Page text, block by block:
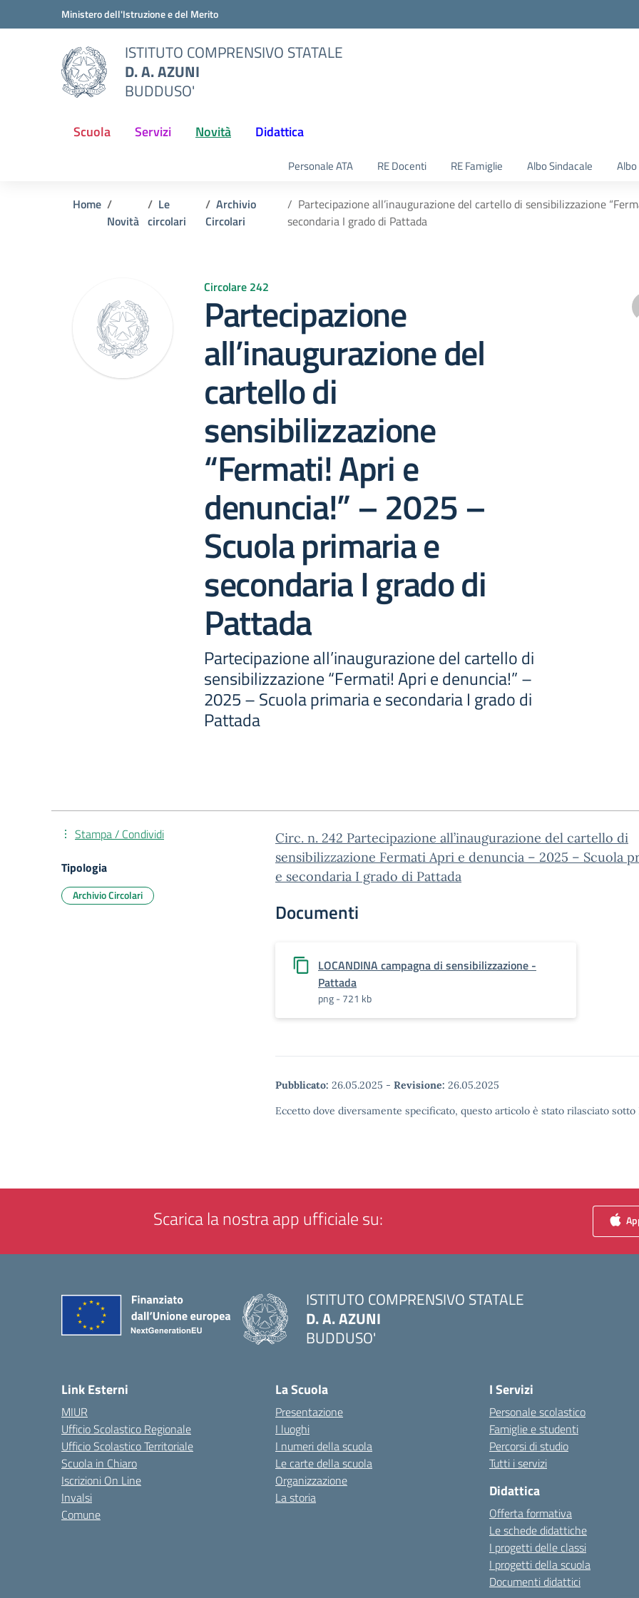
Vai ai contenuti
Vai al menu di navigazioneMinistero dell'Istruzione e del Merito
ISTITUTO COMPRENSIVO STATALE
D. A. AZUNI
BUDDUSO'
Scuola Servizi Novità Didattica
Personale ATA RE Docenti RE Famiglie Albo Sindacale
Home
Novità
Le
circolari
Archivio
Circolari
Partecipazione all’inaugurazione del cartello di sensibilizzazione
secondaria I grado di Pattada
Circolare 242
Partecipazione
all’inaugurazione del
cartello di
sensibilizzazione
“Fermati! Apri e
denuncia!” – 2025 –
Scuola primaria e
secondaria I grado di
Pattada
Partecipazione all’inaugurazione del cartello di
sensibilizzazione “Fermati! Apri e denuncia!” –
2025 – Scuola primaria e secondaria I grado di
Pattada
Circ. n. 242 Partecipazione all’inaugurazione del cartello di
sensibilizzazione Fermati Apri e denuncia – 2025 – Scuola
e secondaria I grado di Pattada
Documenti
LOCANDINA campagna di sensibilizzazione -
Pattada
png - 721 kb
Pubblicato: 26.05.2025 - Revisione: 26.05.2025
Eccetto dove diversamente specificato, questo articolo è stato rilasciato
Stampa / Condividi
Tipologia
Archivio Circolari
Scarica la nostra app ufficiale su:
ISTITUTO COMPRENSIVO STATALE
D. A. AZUNI
BUDDUSO'
Link Esterni
MIUR
Ufficio Scolastico Regionale
Ufficio Scolastico Territoriale
Scuola in Chiaro
Iscrizioni On Line
Invalsi
Comune
La Scuola
Presentazione
I luoghi
I numeri della scuola
Le carte della scuola
Organizzazione
La storia
I Servizi
Personale scolastico
Famiglie e studenti
Percorsi di studio
Tutti i servizi
Didattica
Offerta formativa
Le schede didattiche
I progetti delle classi
I progetti della scuola
Documenti didattici